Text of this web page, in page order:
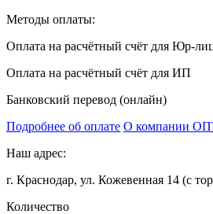
Методы оплаты:
Оплата на расчётный счёт для Юр-
Оплата на расчётный счёт для ИП
Банковский перевод (онлайн)
Подробнее об оплате О компании
Наш адрес:
г. Краснодар, ул. Кожевенная 14 (с
Количество